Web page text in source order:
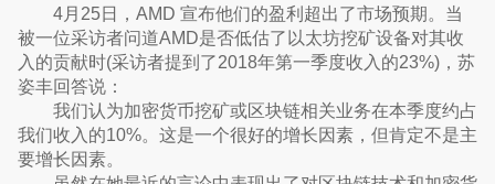
4月25日，AMD 宣布他们的盈利超出了市场预期。当
被一位采访者问道AMD是否低估了以太坊挖矿设备对其收
入的贡献时(采访者提到了2018年第一季度收入的23%)，苏
姿丰回答说：
我们认为加密货币挖矿或区块链相关业务在本季度约占
我们收入的10%。这是一个很好的增长因素，但肯定不是主
要增长因素。